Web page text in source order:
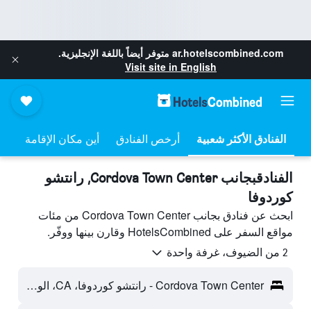
ar.hotelscombined.com متوفر أيضاً باللغة الإنجليزية.
Visit site in English
أرخص الفنادق أين مكان الإقامة
الفنادقبجانب Cordova Town Center, رانتشو
كوردوفا
ابحث عن فنادق بجانب Cordova Town Center من مئات
مواقع السفر على HotelsCombined وقارن بينها ووفّر.
2 من الضيوف، غرفة واحدة
Cordova Town Center - رانتشو كوردوفا، CA، الولايات المتحدة الأميريكية